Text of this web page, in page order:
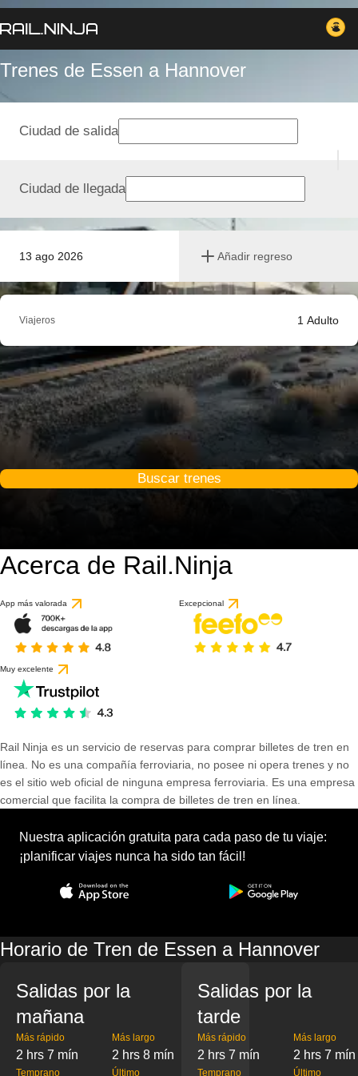
Trenes de Essen a Hannover
13 ago 2026 Añadir regreso
Ciudad de salida
Ciudad de llegada
Viajeros 1 Adulto
Buscar trenes
Acerca de Rail.Ninja
App más valorada Excepcional
Muy excelente
Rail Ninja es un servicio de reservas para comprar billetes de tren en
línea. No es una compañía ferroviaria, no posee ni opera trenes y no
es el sitio web oficial de ninguna empresa ferroviaria. Es una empresa
comercial que facilita la compra de billetes de tren en línea.
Nuestra aplicación gratuita para cada paso de tu viaje:
¡planificar viajes nunca ha sido tan fácil!
Horario de Tren de Essen a Hannover
Salidas por la
mañana
Más rápido
2 hrs 7 mín
Más largo
2 hrs 8 mín
Temprano Último
Salidas por la
tarde
Más rápido
2 hrs 7 mín
Más largo
2 hrs 7 mín
Temprano Último